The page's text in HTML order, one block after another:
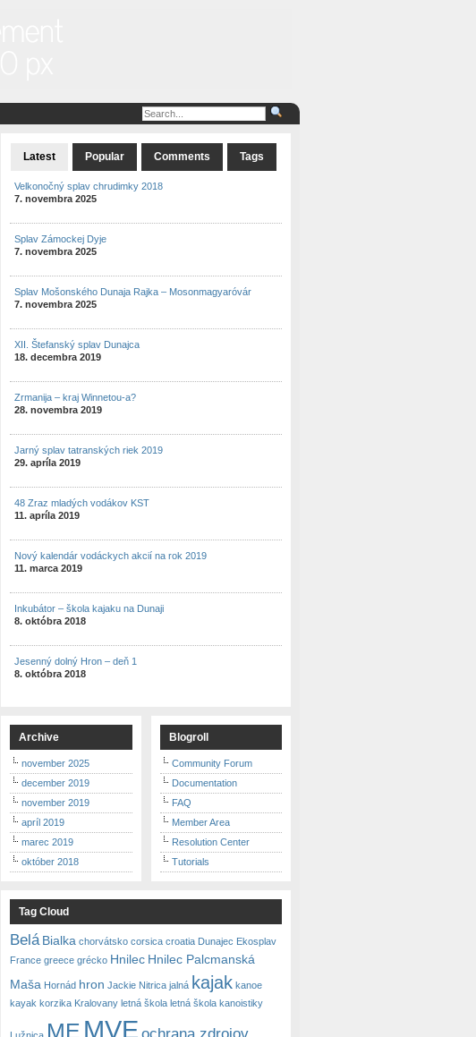
Latest Popular Comments Tags
Velkonočný splav chrudimky 2018
7. novembra 2025
Splav Zámockej Dyje
7. novembra 2025
Splav Mošonského Dunaja Rajka – Mosonmagyaróvár
7. novembra 2025
XII. Štefanský splav Dunajca
18. decembra 2019
Zrmanija – kraj Winnetou-a?
28. novembra 2019
Jarný splav tatranských riek 2019
29. apríla 2019
48 Zraz mladých vodákov KST
11. apríla 2019
Nový kalendár vodáckych akcií na rok 2019
11. marca 2019
Inkubátor – škola kajaku na Dunaji
8. októbra 2018
Jesenný dolný Hron – deň 1
8. októbra 2018
Archive
november 2025
december 2019
november 2019
apríl 2019
marec 2019
október 2018
Blogroll
Community Forum
Documentation
FAQ
Member Area
Resolution Center
Tutorials
Tag Cloud
Belá Bialka chorvátsko corsica croatia Dunajec Ekosplav
France greece grécko Hnilec Hnilec Palcmanská
Maša Hornád hron Jackie Nitrica jalná kajak kanoe
kayak korzika Kralovany letná škola letná škola kanoistiky
ME MVE ochrana zdrojov